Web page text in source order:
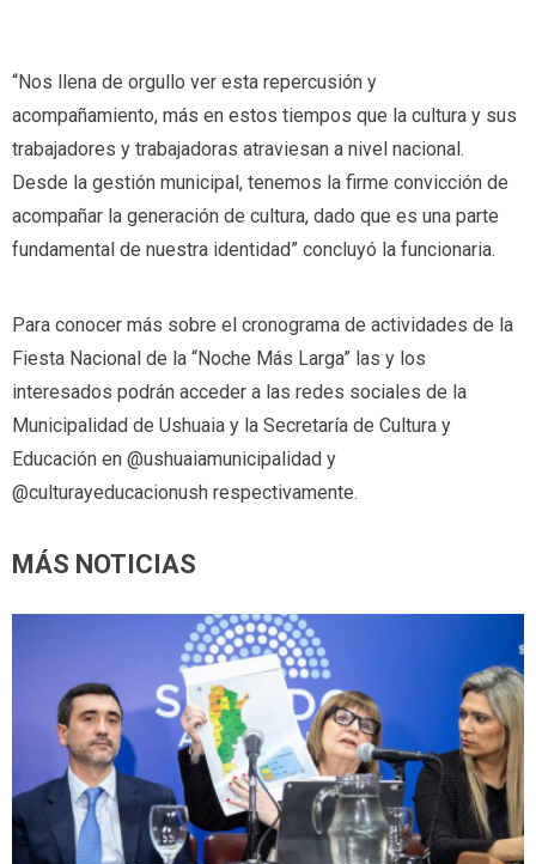
“Nos llena de orgullo ver esta repercusión y
acompañamiento, más en estos tiempos que la cultura y sus
trabajadores y trabajadoras atraviesan a nivel nacional.
Desde la gestión municipal, tenemos la firme convicción de
acompañar la generación de cultura, dado que es una parte
fundamental de nuestra identidad” concluyó la funcionaria.
Para conocer más sobre el cronograma de actividades de la
Fiesta Nacional de la “Noche Más Larga” las y los
interesados podrán acceder a las redes sociales de la
Municipalidad de Ushuaia y la Secretaría de Cultura y
Educación en @ushuaiamunicipalidad y
@culturayeducacionush respectivamente.
MÁS NOTICIAS